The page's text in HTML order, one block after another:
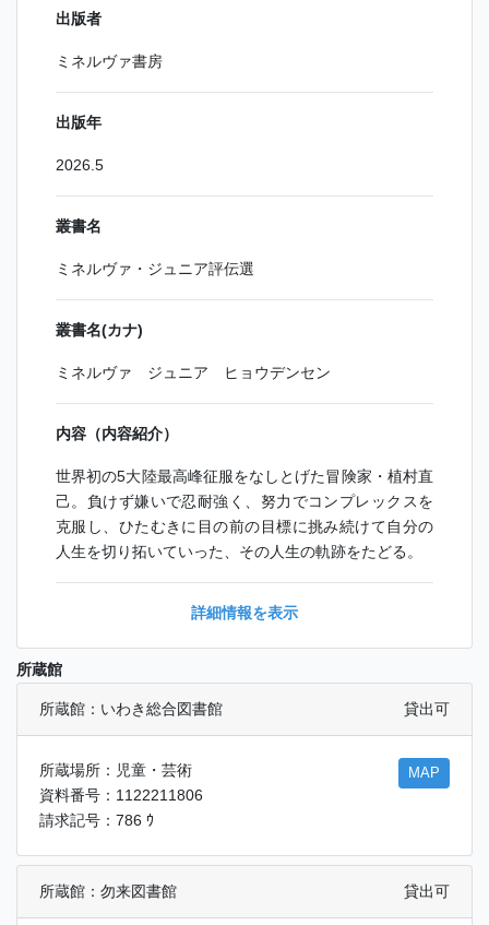
出版者
ミネルヴァ書房
出版年
2026.5
叢書名
ミネルヴァ・ジュニア評伝選
叢書名(カナ)
ミネルヴァ ジュニア ヒョウデンセン
内容（内容紹介）
世界初の5大陸最高峰征服をなしとげた冒険家・植村直
己。負けず嫌いで忍耐強く、努力でコンプレックスを
克服し、ひたむきに目の前の目標に挑み続けて自分の
人生を切り拓いていった、その人生の軌跡をたどる。
詳細情報を表示
所蔵館
所蔵館：いわき総合図書館 貸出可
所蔵場所：児童・芸術
資料番号：1122211806
請求記号：786 ｳ
MAP
所蔵館：勿来図書館 貸出可